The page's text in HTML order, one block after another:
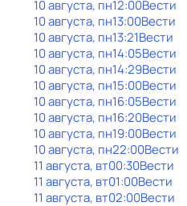
10 августа, пн12:00Вести
10 августа, пн13:00Вести
10 августа, пн13:21Вести
10 августа, пн14:05Вести
10 августа, пн14:29Вести
10 августа, пн15:00Вести
10 августа, пн16:05Вести
10 августа, пн16:20Вести
10 августа, пн19:00Вести
10 августа, пн22:00Вести
11 августа, вт00:30Вести
11 августа, вт01:00Вести
11 августа, вт02:00Вести